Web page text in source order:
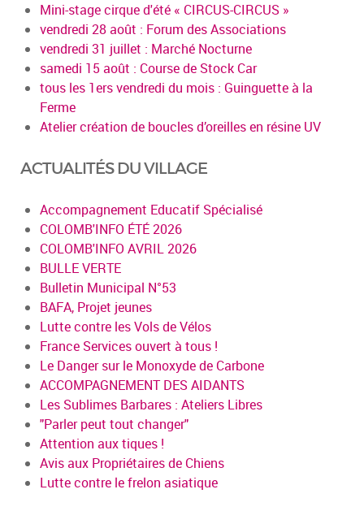
Mini-stage cirque d'été « CIRCUS-CIRCUS »
vendredi 28 août : Forum des Associations
vendredi 31 juillet : Marché Nocturne
samedi 15 août : Course de Stock Car
tous les 1ers vendredi du mois : Guinguette à la
Ferme
Atelier création de boucles d’oreilles en résine UV
ACTUALITÉS DU VILLAGE
Accompagnement Educatif Spécialisé
COLOMB'INFO ÉTÉ 2026
COLOMB'INFO AVRIL 2026
BULLE VERTE
Bulletin Municipal N°53
BAFA, Projet jeunes
Lutte contre les Vols de Vélos
France Services ouvert à tous !
Le Danger sur le Monoxyde de Carbone
ACCOMPAGNEMENT DES AIDANTS
Les Sublimes Barbares : Ateliers Libres
"Parler peut tout changer"
Attention aux tiques !
Avis aux Propriétaires de Chiens
Lutte contre le frelon asiatique